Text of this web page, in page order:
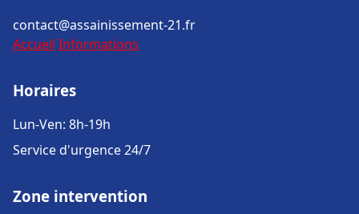
contact@assainissement-21.fr
Accueil Informations
Horaires
Lun-Ven: 8h-19h
Service d'urgence 24/7
Zone intervention